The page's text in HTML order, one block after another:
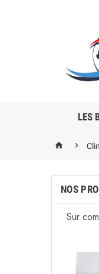
LES
 
NOS